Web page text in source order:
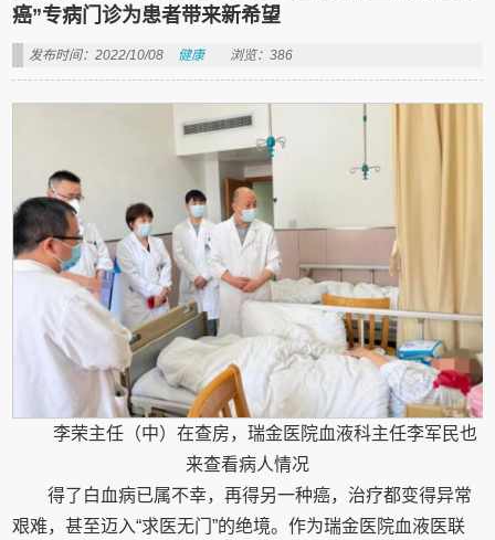
癌”专病门诊为患者带来新希望
发布时间：2022/10/08 健康 浏览：386
李荣主任（中）在查房，瑞金医院血液科主任李军民也
来查看病人情况
得了白血病已属不幸，再得另一种癌，治疗都变得异常
艰难，甚至迈入“求医无门”的绝境。作为瑞金医院血液医联